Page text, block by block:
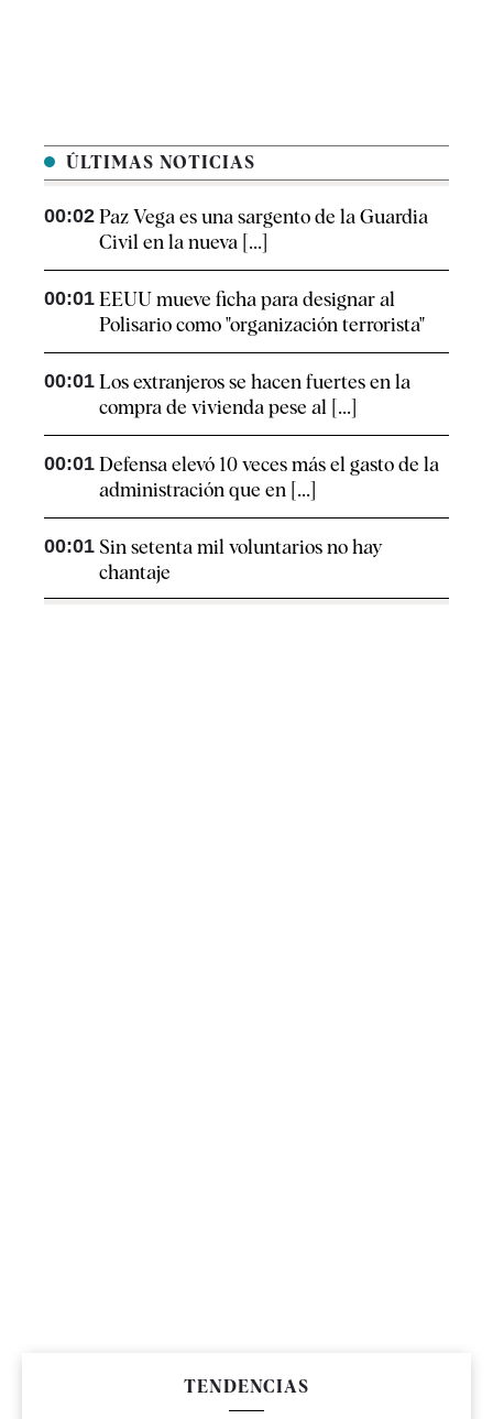
ÚLTIMAS NOTICIAS
00:02 Paz Vega es una sargento de la Guardia
Civil en la nueva [...]
00:01 EEUU mueve ficha para designar al
Polisario como "organización terrorista"
00:01 Los extranjeros se hacen fuertes en la
compra de vivienda pese al [...]
00:01 Defensa elevó 10 veces más el gasto de la
administración que en [...]
00:01 Sin setenta mil voluntarios no hay
chantaje
TENDENCIAS